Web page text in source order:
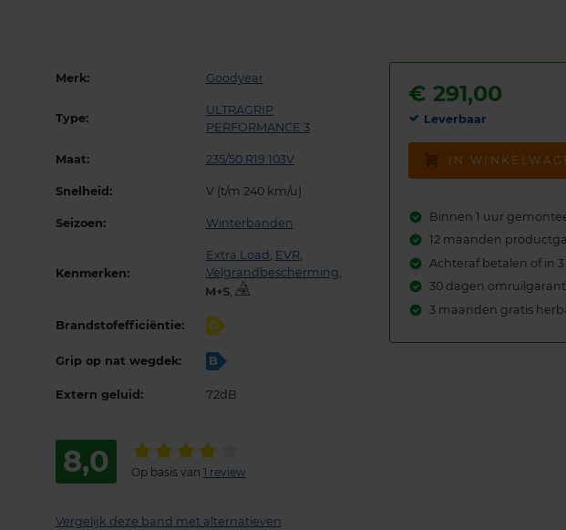
Merk: Goodyear
Type:
ULTRAGRIP
PERFORMANCE 3
Maat: 235/50 R19 103V
Snelheid: V (t/m 240 km/u)
Seizoen: Winterbanden
Kenmerken:
Extra Load , EVR,
Velgrandbescherming,
,
Brandstofefficiëntie: C
Grip op nat wegdek: B
Extern geluid: 72dB
8,0 Op basis van 1 review
Vergelijk deze band met alternatieven
€291,00
Leverbaar
IN
Binnen 1 uur
12 maanden
Achteraf betalen of in
30 dagen
3 maanden gratis